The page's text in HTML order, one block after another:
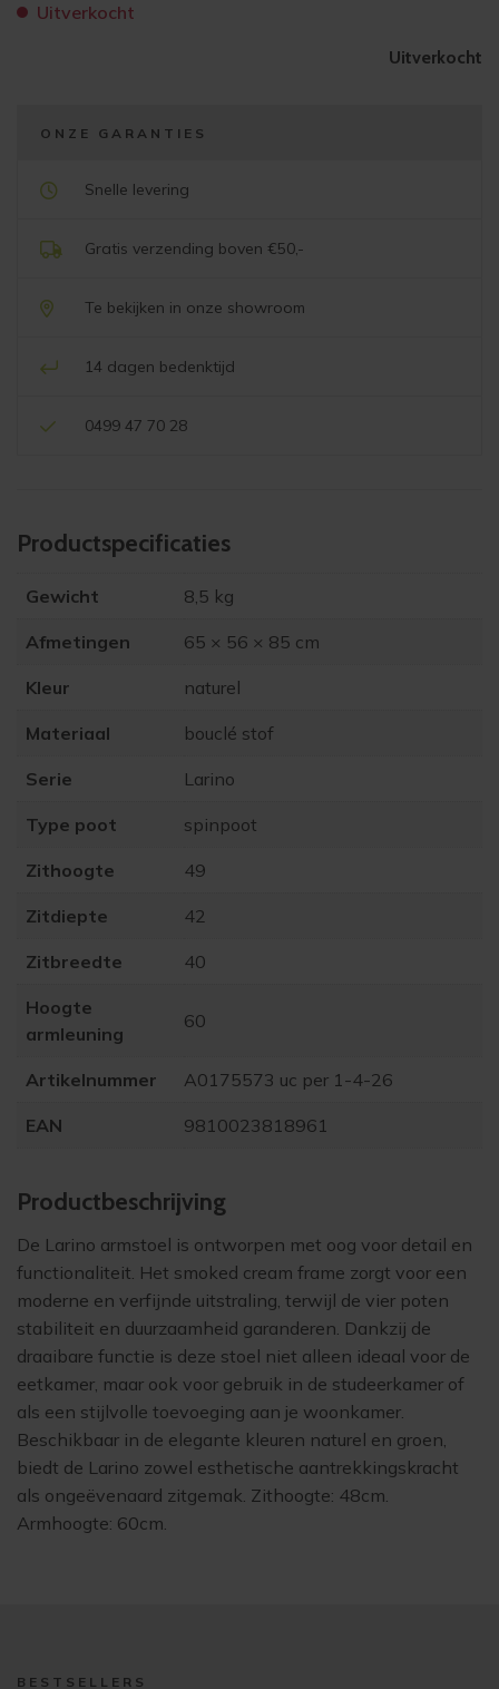
Uitverkocht
Uitverkocht
ONZE GARANTIES
Snelle levering
Gratis verzending boven €50,-
Te bekijken in onze showroom
14 dagen bedenktijd
0499 47 70 28
Product­specificaties
Gewicht 8,5 kg
Afmetingen 65 × 56 × 85 cm
Kleur naturel
Materiaal bouclé stof
Serie Larino
Type poot spinpoot
Zithoogte 49
Zitdiepte 42
Zitbreedte 40
Hoogte
armleuning
60
Artikelnummer A0175573 uc per 1-4-26
EAN 9810023818961
Product­beschrijving
De Larino armstoel is ontworpen met oog voor detail en
functionaliteit. Het smoked cream frame zorgt voor een
moderne en verfijnde uitstraling, terwijl de vier poten
stabiliteit en duurzaamheid garanderen. Dankzij de
draaibare functie is deze stoel niet alleen ideaal voor de
eetkamer, maar ook voor gebruik in de studeerkamer of
als een stijlvolle toevoeging aan je woonkamer.
Beschikbaar in de elegante kleuren naturel en groen,
biedt de Larino zowel esthetische aantrekkingskracht
als ongeëvenaard zitgemak. Zithoogte: 48cm.
Armhoogte: 60cm.
BESTSELLERS